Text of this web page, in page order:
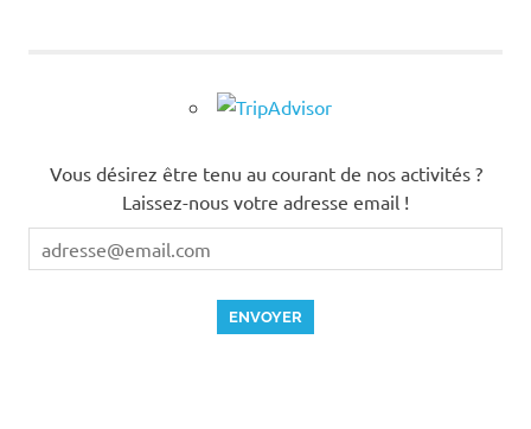
Vous désirez être tenu au courant de nos activités ?
Laissez-nous votre adresse email !